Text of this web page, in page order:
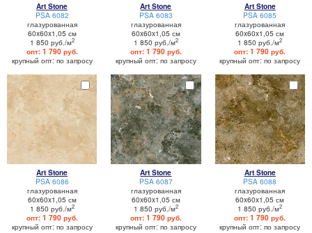
Art Stone
PSA 6082
глазурованная
60x60x1,05 см
1 850 руб./м2
опт: 1 790 руб.
крупный опт: по запросу
Art Stone
PSA 6083
глазурованная
60x60x1,05 см
1 850 руб./м2
опт: 1 790 руб.
крупный опт: по запросу
Art Stone
PSA 6085
глазурованная
60x60x1,05 см
1 850 руб./м2
опт: 1 790 руб.
крупный опт: по запросу
Art Stone
PSA 6086
глазурованная
60x60x1,05 см
1 850 руб./м2
опт: 1 790 руб.
крупный опт: по запросу
Art Stone
PSA 6087
глазурованная
60x60x1,05 см
1 850 руб./м2
опт: 1 790 руб.
крупный опт: по запросу
Art Stone
PSA 6088
глазурованная
60x60x1,05 см
1 850 руб./м2
опт: 1 790 руб.
крупный опт: по запросу